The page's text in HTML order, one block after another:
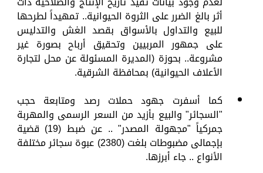
أثر بالغ الضرر على الثروة الحيوانية.. تمهيداً لطرحها
للبيع والتداول بالأسواق بقصد الغش والتدليس
على جمهور المربيين وتحقيق أرباح بصورة غير
مشروعة.. بحوزة (المديرة المسئولة عن محل لتجارة
الأعلاف الحيوانية) بمحافظة الشرقية.
كما أسفرت جهود حملات رصد ومتابعة حجب
"السجائر" والبيع بأزيد من السعر الرسمى والمهربة
جمركياً "مجهولة المصدر" .. عن ضبط (19) قضية
بإجمالى مضبوطات بلغت (2380) عبوة سجائر مختلفة
الأنواع .. جاء أبرزها.